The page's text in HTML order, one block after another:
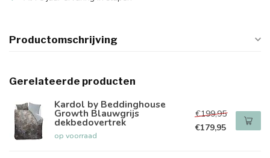
Productomschrijving
Gerelateerde producten
Kardol by Beddinghouse
Growth Blauwgrijs
dekbedovertrek
op voorraad
€199,95
€179,95